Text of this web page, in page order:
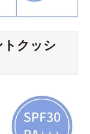
クッシ